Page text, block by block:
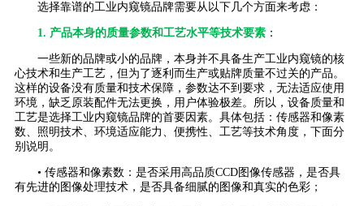
选择靠谱的工业内窥镜品牌需要从以下几个方面来考虑：
1. 产品本身的质量参数和工艺水平等技术要素 ：
一些新的品牌或小的品牌，本身并不具备生产工业内窥镜的核
心技术和生产工艺，但为了逐利而生产或贴牌质量不过关的产品。
这样的设备没有质量和技术保障，参数达不到要求，无法适应使用
环境，缺乏原装配件无法更换，用户体验极差。所以，设备质量和
工艺是选择工业内窥镜品牌的首要因素。具体包括：传感器和像素
数、照明技术、环境适应能力、便携性、工艺等技术角度，下面分
别说明。
• 传感器和像素数：是否采用高品质CCD图像传感器，是否具
有先进的图像处理技术，是否具备细腻的图像和真实的色彩；